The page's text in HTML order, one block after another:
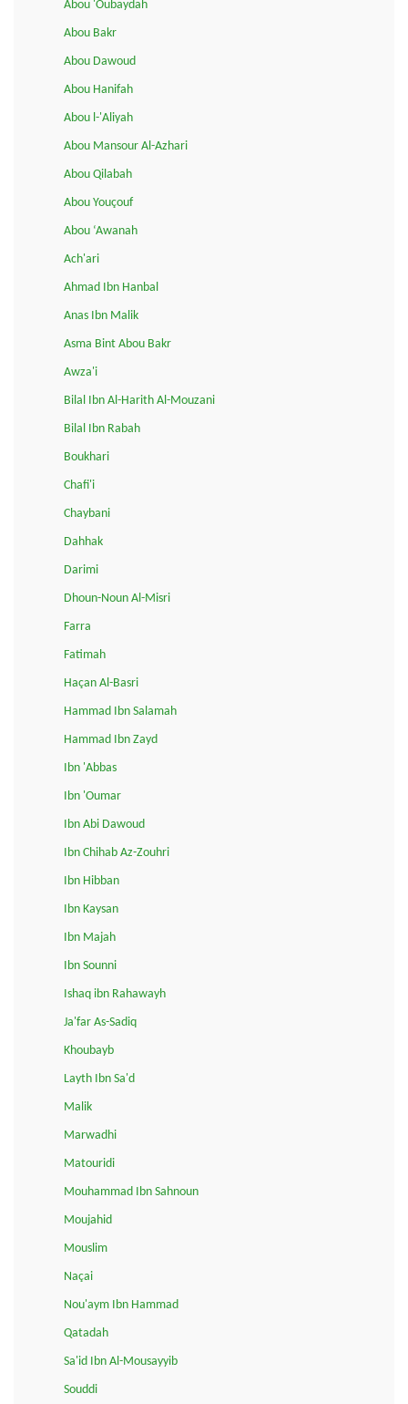
Abou 'Oubaydah
Abou Bakr
Abou Dawoud
Abou Hanifah
Abou l-'Aliyah
Abou Mansour Al-Azhari
Abou Qilabah
Abou Youçouf
Abou ‘Awanah
Ach'ari
Ahmad Ibn Hanbal
Anas Ibn Malik
Asma Bint Abou Bakr
Awza'i
Bilal Ibn Al-Harith Al-Mouzani
Bilal Ibn Rabah
Boukhari
Chafi'i
Chaybani
Dahhak
Darimi
Dhoun-Noun Al-Misri
Farra
Fatimah
Haçan Al-Basri
Hammad Ibn Salamah
Hammad Ibn Zayd
Ibn 'Abbas
Ibn 'Oumar
Ibn Abi Dawoud
Ibn Chihab Az-Zouhri
Ibn Hibban
Ibn Kaysan
Ibn Majah
Ibn Sounni
Ishaq ibn Rahawayh
Ja'far As-Sadiq
Khoubayb
Layth Ibn Sa'd
Malik
Marwadhi
Matouridi
Mouhammad Ibn Sahnoun
Moujahid
Mouslim
Naçai
Nou'aym Ibn Hammad
Qatadah
Sa'id Ibn Al-Mousayyib
Souddi